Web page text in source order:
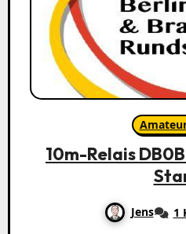
10m-Relais
Jens 1